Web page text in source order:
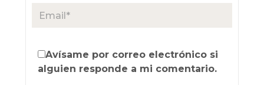
Avísame por correo electrónico si
alguien responde a mi comentario.